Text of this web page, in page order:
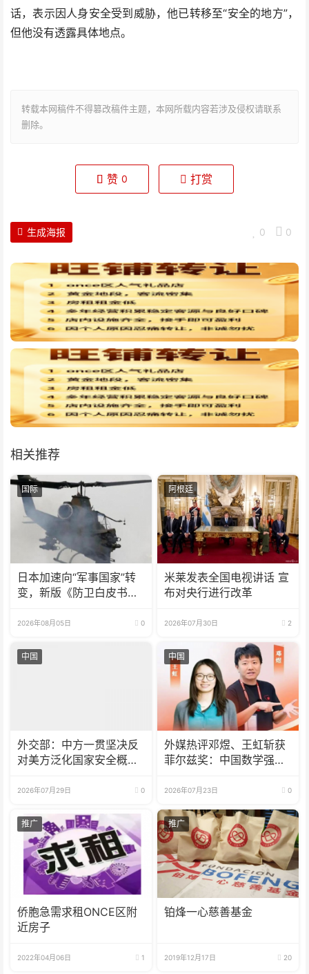
话，表示因人身安全受到威胁，他已转移至“安全的地方”，
但他没有透露具体地点。
转载本网稿件不得篡改稿件主题，本网所载内容若涉及侵权请联系
删除。
赞 0 打赏
0 0
生成海报
相关推荐
国际
日本加速向“军事国家”转
变，新版《防卫白皮书》
2026年08月05日 0
阿根廷
米莱发表全国电视讲话 宣
布对央行进行改革
2026年07月30日 2
中国
外交部：中方一贯坚决反
对美方泛化国家安全概念
2026年07月29日 0
中国
外媒热评邓煜、王虹斩获
菲尔兹奖：中国数学强势
2026年07月23日 0
推广
侨胞急需求租ONCE区附
近房子
2022年04月06日 1
推广
铂烽一心慈善基金
2019年12月17日 20